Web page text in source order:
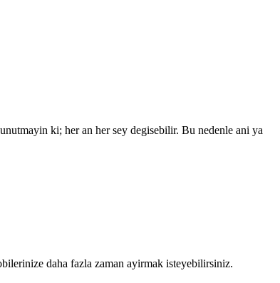
ki; her an her sey degisebilir. Bu nedenle ani ya
daha fazla zaman ayirmak isteyebilirsiniz.